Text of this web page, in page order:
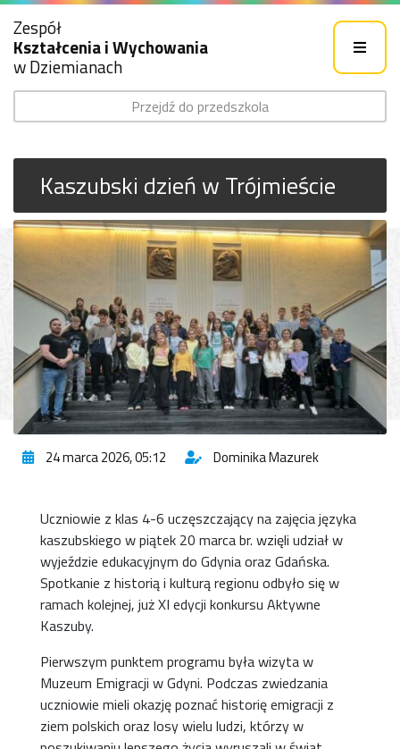
Zespół
Kształcenia i Wychowania
w Dziemianach
Przejdź do przedszkola
Kaszubski dzień w Trójmieście
24 marca 2026, 05:12 Dominika Mazurek
Uczniowie z klas 4-6 uczęszczający na zajęcia języka
kaszubskiego w piątek 20 marca br. wzięli udział w
wyjeździe edukacyjnym do Gdynia oraz Gdańska.
Spotkanie z historią i kulturą regionu odbyło się w
ramach kolejnej, już XI edycji konkursu Aktywne
Kaszuby.
Pierwszym punktem programu była wizyta w
Muzeum Emigracji w Gdyni. Podczas zwiedzania
uczniowie mieli okazję poznać historię emigracji z
ziem polskich oraz losy wielu ludzi, którzy w